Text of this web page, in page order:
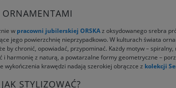
ORNAMENTAMI
w pracowni jubilerskiej ORSKAz oksydowanego srebra
jego powierzchnię nieprzypadkowo. W kulturach świata
by chronić, opowiadać, przypominać. Każdy motyw –
i harmonię z naturą, a powtarzalne formy geometryczne –
krawędzi nadają szerokiej obrączce z kolekcji
STYLIZOWAĆ?